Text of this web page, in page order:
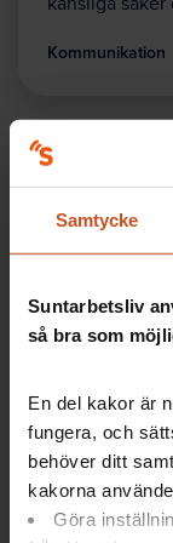
Samtycke
Suntarbetsliv
så bra som
En del kakor är
fungera, och
behöver ditt
kakorna
Göra
Kommunikation
Få igång
verkstan
Webbinarium
26 januari